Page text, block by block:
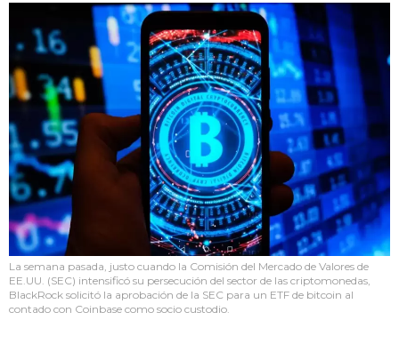
La semana pasada, justo cuando la Comisión del Mercado de Valores de
EE.UU. (SEC) intensificó su persecución del sector de las criptomonedas,
BlackRock solicitó la aprobación de la SEC para un ETF de bitcoin al
contado con Coinbase como socio custodio.